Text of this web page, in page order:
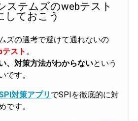
ステムズのwebテスト
しておこう
ズの選考で避けて通れないの
スト 。
、対策方法がわからないという
です。
対策アプリ でSPIを徹底的に対
です。